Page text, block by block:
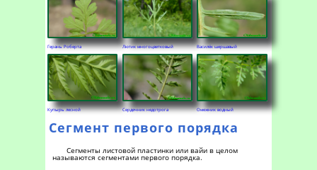
Герань Роберта Лютик многоцветковый Василёк шершавый
Купырь лесной Сердечник недотрога Омежник водный
Сегмент первого порядка
Сегменты листовой пластинки или вайи в целом
называются сегментами первого порядка.